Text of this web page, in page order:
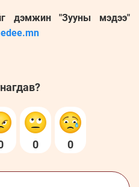
дэмжин "Зууны мэдээ"
0 0